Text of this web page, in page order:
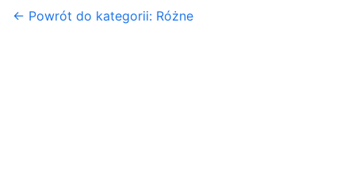
← Powrót do kategorii: Różne